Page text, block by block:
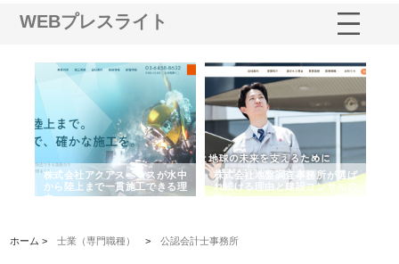
WEBプレスライト
株式会社アクアスペースが水中
から陸上まで一貫施工できる理
由
株式会社地盤調査事務所が選ば
れ続ける理由と建設コンサルの
強み
ホーム >士業（専門職種） >公認会計士事務所